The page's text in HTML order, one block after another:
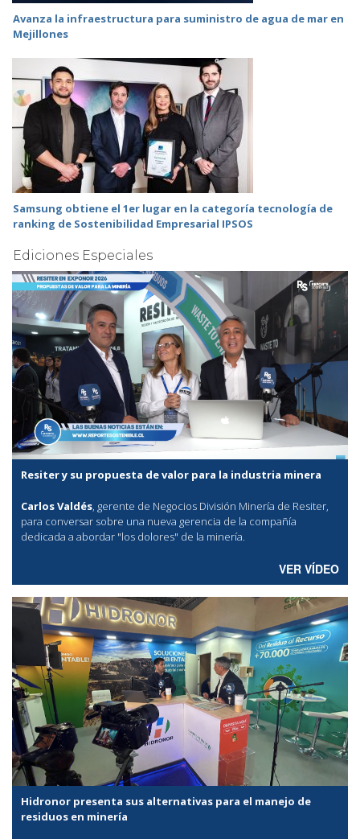
Avanza la infraestructura para suministro de agua de mar en
Mejillones
Samsung obtiene el 1er lugar en la categoría tecnología de
ranking de Sostenibilidad Empresarial IPSOS
Ediciones Especiales
Resiter y su propuesta de valor para la industria minera
Carlos Valdés, gerente de Negocios División Minería de Resiter,
para conversar sobre una nueva gerencia de la compañía
dedicada a abordar "los dolores" de la minería.
VER VÍDEO
Hidronor presenta sus alternativas para el manejo de
residuos en minería